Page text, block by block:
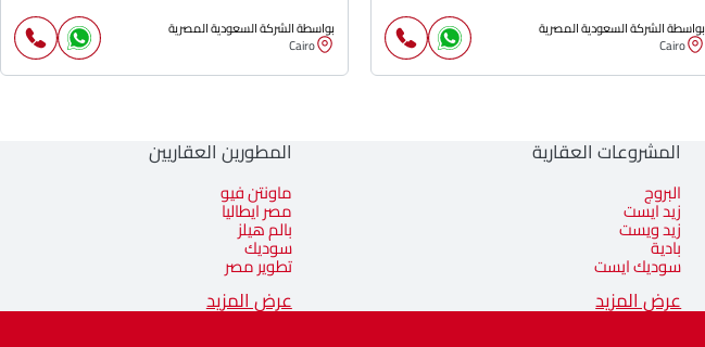
بواسطة الشركة السعودية المصرية
Cairo
بواسطة الشركة السعودية المصرية
Cairo
المشروعات العقارية
البروج
زيد ايست
زيد ويست
بادية
سوديك ايست
عرض المزيد
المطورين العقاريين
ماونتن فيو
مصر ايطاليا
بالم هيلز
سوديك
تطوير مصر
عرض المزيد